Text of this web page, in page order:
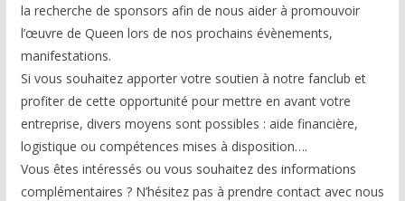
la recherche de sponsors afin de nous aider à promouvoir
l’œuvre de Queen lors de nos prochains évènements,
manifestations.
Si vous souhaitez apporter votre soutien à notre fanclub et
profiter de cette opportunité pour mettre en avant votre
entreprise, divers moyens sont possibles : aide financière,
logistique ou compétences mises à disposition….
Vous êtes intéressés ou vous souhaitez des informations
complémentaires ? N’hésitez pas à prendre contact avec nous